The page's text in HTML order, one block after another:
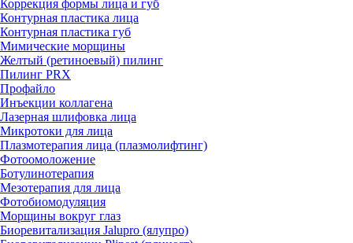
Коррекция формы лица и губ
Контурная пластика лица
Контурная пластика губ
Мимические морщины
Желтый (ретиноевый) пилинг
Пилинг PRX
Профайло
Инъекции коллагена
Лазерная шлифовка лица
Микротоки для лица
Плазмотерапия лица (плазмолифтинг)
Фотоомоложение
Ботулинотерапия
Мезотерапия для лица
Фотобиомодуляция
Морщины вокруг глаз
Биоревитализация Jalupro (ялупро)